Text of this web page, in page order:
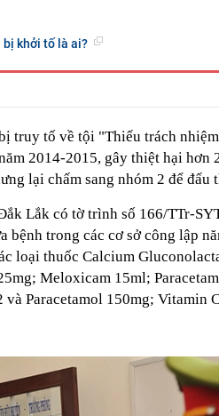
cần sớm tích hợp vào VNeID để
miếng
vào dãy núi đá vôi ở Phong Nha:
gỗ tái chế, du khách như bước vào
xuất cảnh đối với tất cả những ai
ngân sách hạn chế
Hà Nội giải bài toán chống ngập ra
bị khởi tố là ai?
truy tố về tội "Thiếu trách
2014-2015, gây thiệt hại hơn
lại chấm sang nhóm 2 để đấu
Lắk có tờ trình số 166/TTr-
bệnh trong các cơ sở công lập
loại thuốc Calcium
Meloxicam 15ml;
Paracetamol 150mg; Vitamin